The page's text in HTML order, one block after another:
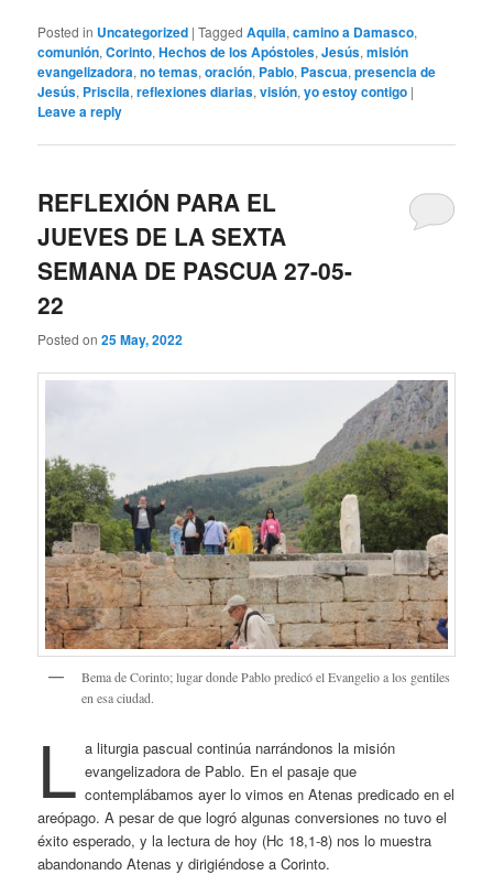
Posted in Uncategorized |Tagged Aquila,camino a Damasco,
comunión,Corinto,Hechos de los Apóstoles,Jesús,misión
evangelizadora,no temas,oración, Pablo, Pascua,presencia de
Jesús, Priscila,reflexiones diarias,visión,yo estoy contigo |
Leave a reply
REFLEXIÓN PARA EL
JUEVES DE LA SEXTA
SEMANA DE PASCUA 27-05-
22
Posted on25 May, 2022
Bema de Corinto; lugar donde Pablo predicó el Evangelio a los gentiles
en esa ciudad.
L a liturgia pascual continúa narrándonos la misión
evangelizadora de Pablo. En el pasaje que
contemplábamos ayer lo vimos en Atenas predicado en el
areópago. A pesar de que logró algunas conversiones no tuvo el
éxito esperado, y la lectura de hoy (Hc 18,1-8) nos lo muestra
abandonando Atenas y dirigiéndose a Corinto.